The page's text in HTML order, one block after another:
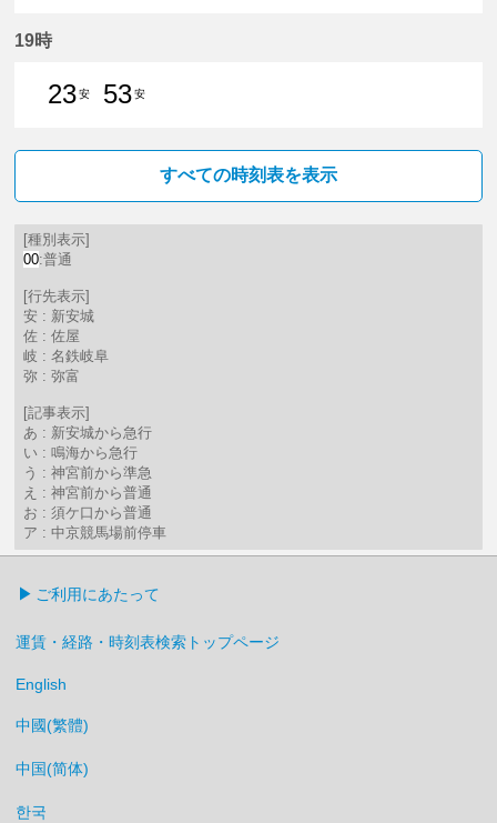
19時
23安
53安
すべての時刻表を表示
[種別表示]
00:普通
[行先表示]
安 : 新安城
佐 : 佐屋
岐 : 名鉄岐阜
弥 : 弥富
[記事表示]
あ : 新安城から急行
い : 鳴海から急行
う : 神宮前から準急
え : 神宮前から普通
お : 須ケ口から普通
ア : 中京競馬場前停車
ご利用にあたって
運賃・経路・時刻表検索トップページ
English
中國(繁體)
中国(简体)
한국